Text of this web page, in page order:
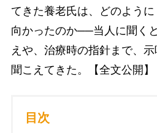
てきた養老氏は、どのよう
向かったのか──当人に聞く
えや、治療時の指針まで、
聞こえてきた。【全文公開】
目次